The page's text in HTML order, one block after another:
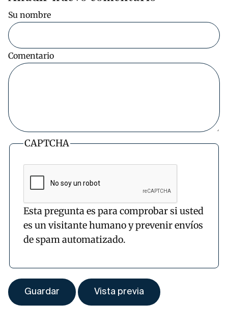
Su nombre
Comentario
CAPTCHA
Esta pregunta es para comprobar si usted
es un visitante humano y prevenir envíos
de spam automatizado.